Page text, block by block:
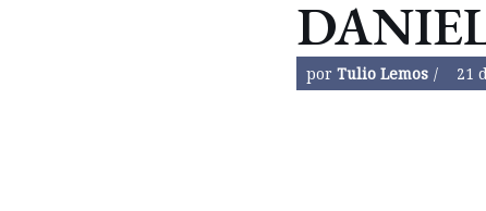
por Tulio Lemos 21